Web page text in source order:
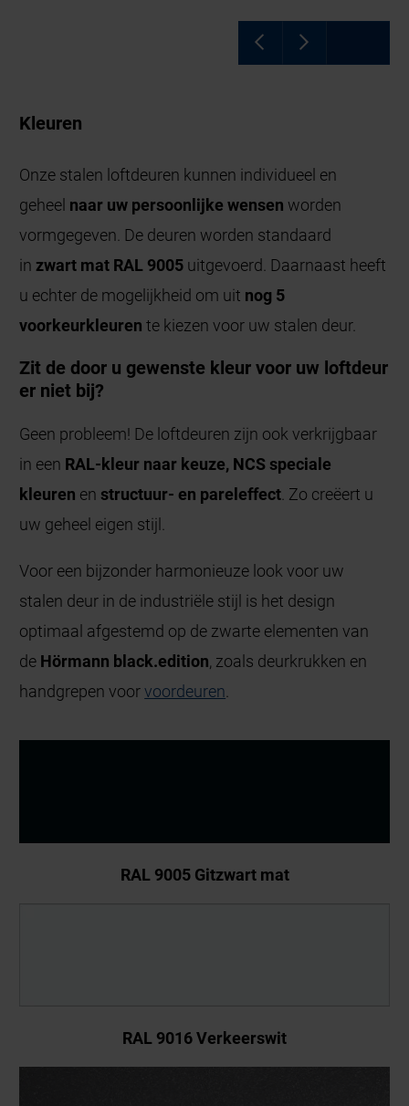
Kleuren
Onze stalen loftdeuren kunnen individueel en
geheel naar uw persoonlijke wensen worden
vormgegeven. De deuren worden standaard
in zwart mat RAL 9005 uitgevoerd. Daarnaast heeft
u echter de mogelijkheid om uit nog 5
voorkeurkleuren te kiezen voor uw stalen deur.
Zit de door u gewenste kleur voor uw loftdeur
er niet bij?
Geen probleem! De loftdeuren zijn ook verkrijgbaar
in een RAL-kleur naar keuze, NCS speciale
kleuren en structuur- en pareleffect . Zo creëert u
uw geheel eigen stijl.
Voor een bijzonder harmonieuze look voor uw
stalen deur in de industriële stijl is het design
optimaal afgestemd op de zwarte elementen van
de Hörmann black.edition, zoals deurkrukken en
handgrepen voorvoordeuren
RAL 9005 Gitzwart mat
RAL 9016 Verkeerswit